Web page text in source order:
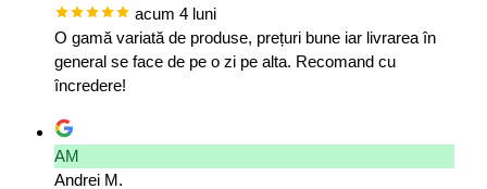
acum 4 luni
O gamă variată de produse, prețuri bune iar livrarea în
general se face de pe o zi pe alta. Recomand cu
încredere!
AM
Andrei M.